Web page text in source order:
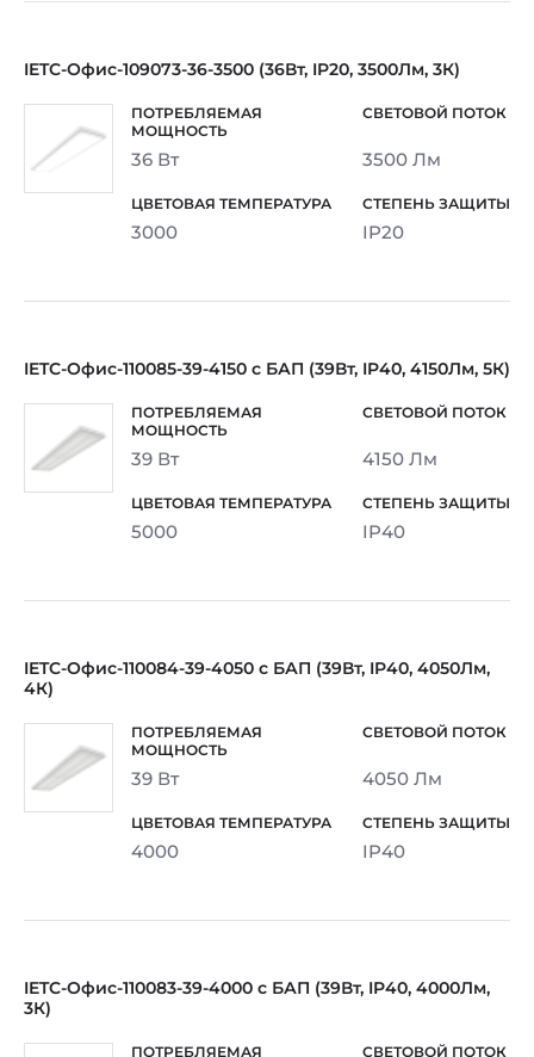
IETC-Офис-109073-36-3500 (36Вт, IP20, 3500Лм, 3К)
36 Вт 3500 Лм
3000 IP20
IETC-Офис-110085-39-4150 с БАП (39Вт, IP40, 4150Лм, 5К)
39 Вт 4150 Лм
5000 IP40
IETC-Офис-110084-39-4050 с БАП (39Вт, IP40, 4050Лм,
4К)
39 Вт 4050 Лм
4000 IP40
IETC-Офис-110083-39-4000 с БАП (39Вт, IP40, 4000Лм,
3К)